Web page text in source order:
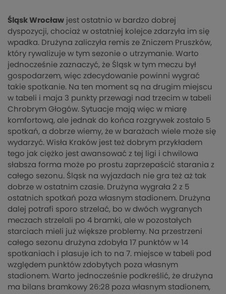
Śląsk Wrocław jest ostatnio w bardzo dobrej
dyspozycji, chociaż w ostatniej kolejce zdarzyła im się
wpadka. Drużyna zaliczyła remis ze Zniczem Pruszków,
który rywalizuje w tym sezonie o utrzymanie. Warto
jednocześnie zaznaczyć, że Śląsk w tym meczu był
gospodarzem, więc zdecydowanie powinni wygrać
takie spotkanie. Na ten moment są na drugim miejscu
w tabeli i maja 3 punkty przewagi nad trzecim w tabeli
Chrobrym Głogów. Sytuacje mają więc w miarę
komfortową, ale jednak do końca rozgrywek zostało 5
spotkań, a dobrze wiemy, że w barażach wiele może się
wydarzyć. Wisła Kraków jest też dobrym przykładem
tego jak ciężko jest awansować z tej ligi i chwilowa
słabsza forma może po prostu zaprzepaścić starania z
całego sezonu. Śląsk na wyjazdach nie gra też aż tak
dobrze w ostatnim czasie. Drużyna wygrała 2 z 5
ostatnich spotkań poza własnym stadionem. Drużyna
dalej potrafi sporo strzelać, bo w dwóch wygranych
meczach strzelali po 4 bramki, ale w pozostałych
starciach mieli już większe problemy. Na przestrzeni
całego sezonu drużyna zdobyła 17 punktów w 14
spotkaniach i plasuje ich to na 7. miejsce w tabeli pod
względem punktów zdobytych poza własnym
stadionem. Warto jednocześnie podkreślić, że drużyna
ma bilans bramkowy 26:28 poza własnym stadionem,